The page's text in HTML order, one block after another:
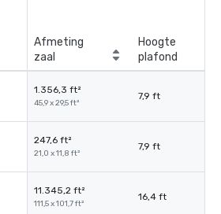
Afmeting
zaal
Hoogte
plafond
1.356,3 ft²
45,9 x 29,5 ft²
7,9 ft
247,6 ft²
21,0 x 11,8 ft²
7,9 ft
11.345,2 ft²
111,5 x 101,7 ft²
16,4 ft